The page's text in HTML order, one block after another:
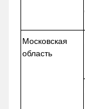
Московская
область